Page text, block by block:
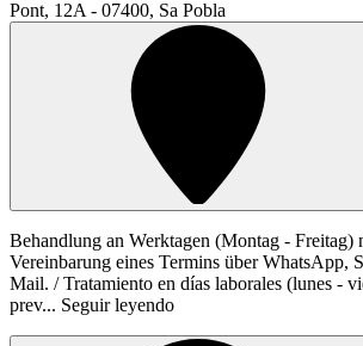
Pont, 12A - 07400, Sa Pobla
Behandlung an Werktagen (Montag - Freitag)
Vereinbarung eines Termins über WhatsApp,
Mail. / Tratamiento en días laborales (lunes -
prev... Seguir leyendo